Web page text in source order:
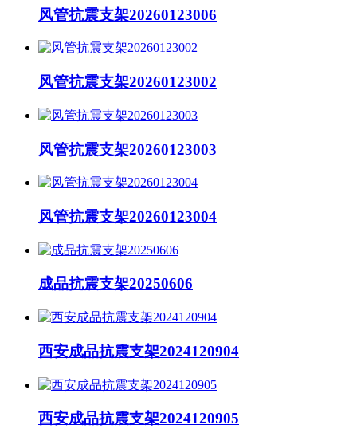
风管抗震支架20260123006
风管抗震支架20260123002
风管抗震支架20260123003
风管抗震支架20260123004
成品抗震支架20250606
西安成品抗震支架2024120904
西安成品抗震支架2024120905